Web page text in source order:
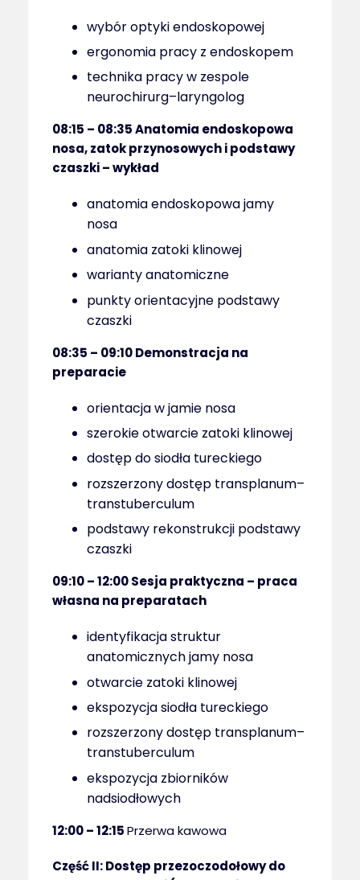
wybór optyki endoskopowej
ergonomia pracy z endoskopem
technika pracy w zespole
neurochirurg–laryngolog
08:15 – 08:35Anatomia endoskopowa
nosa, zatok przynosowych i podstawy
czaszki – wykład
anatomia endoskopowa jamy
nosa
anatomia zatoki klinowej
warianty anatomiczne
punkty orientacyjne podstawy
czaszki
08:35 – 09:10Demonstracja na
preparacie
orientacja w jamie nosa
szerokie otwarcie zatoki klinowej
dostęp do siodła tureckiego
rozszerzony dostęp transplanum–
transtuberculum
podstawy rekonstrukcji podstawy
czaszki
09:10 – 12:00Sesja praktyczna – praca
własna na preparatach
identyfikacja struktur
anatomicznych jamy nosa
otwarcie zatoki klinowej
ekspozycja siodła tureckiego
rozszerzony dostęp transplanum–
transtuberculum
ekspozycja zbiorników
nadsiodłowych
12:00 – 12:15Przerwa kawowa
Część II:Dostęp przezoczodołowy do